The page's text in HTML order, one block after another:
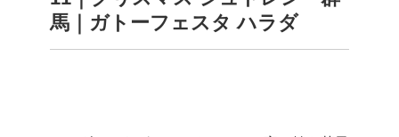
馬｜ガトーフェスタ ハラダ